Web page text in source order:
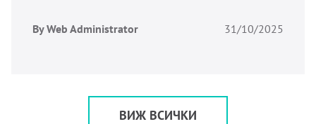
31/10/2025
By Web Administrator
ВИЖ ВСИЧКИ